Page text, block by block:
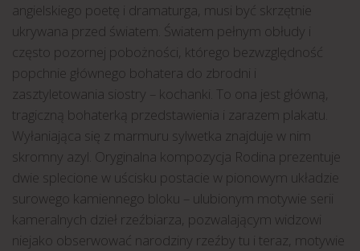
angielskiego poetę i dramaturga, musi być skrzętnie
ukrywana przed światem. Światem pełnym obłudy i
często pozornej pobożności, którego bezwzględność
popchnie głównego bohatera do zbrodni i
zasztyletowania siostry – kochanki. To ona jest główną,
tragiczną bohaterką przedstawienia i zarazem plakatu.
Wyłaniająca się z marmuru sylwetka znajduje w nim
skromny azyl. Oryginalna kompozycja Rodina prezentuje
dwie splecione w uścisku postacie w pionowym układzie
surowego kamiennego bloku – ulubionym motywie serii
kameralnych dzieł rzeźbiarza, pozwalającym widzowi
niejako obserwować narodziny rzeźby tu i teraz, motywie